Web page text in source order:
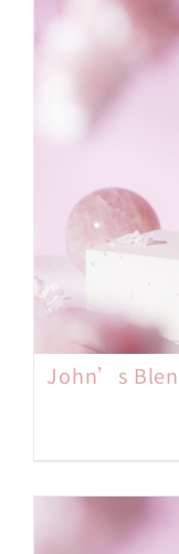
John’s